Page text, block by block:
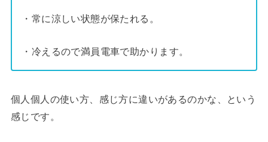
・常に涼しい状態が保たれる。
・冷えるので満員電車で助かります。
個人個人の使い方、感じ方に違いがあるのかな、という
感じです。